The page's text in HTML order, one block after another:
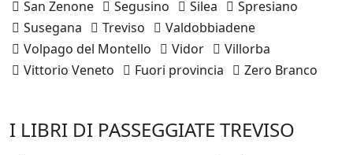
San Zenone
Segusino Silea
Spresiano
Susegana
Treviso
Valdobbiadene
Volpago del Montello
Vidor
Villorba
Vittorio Veneto
Fuori provincia Zero Branco
I LIBRI DI PASSEGGIATE TREVISO